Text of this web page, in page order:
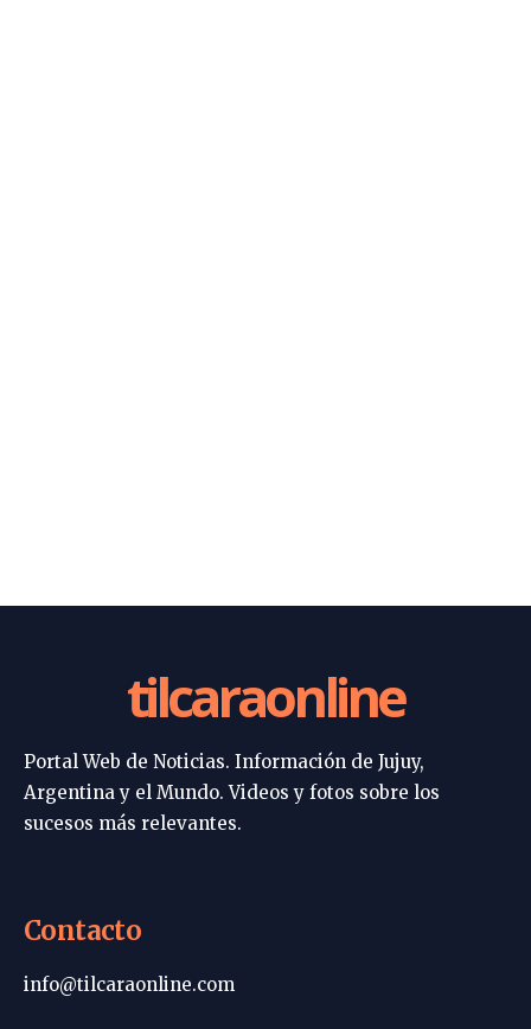
tilcaraonline
Portal Web de Noticias. Información de Jujuy,
Argentina y el Mundo. Videos y fotos sobre los
sucesos más relevantes.
Contacto
info@tilcaraonline.com